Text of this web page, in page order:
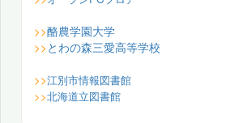
>>酪農学園大学
>> とわの森三愛高等学校
>>江別市情報図書館
>>北海道立図書館